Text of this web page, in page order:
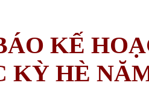
KẾ
KỲ HÈ